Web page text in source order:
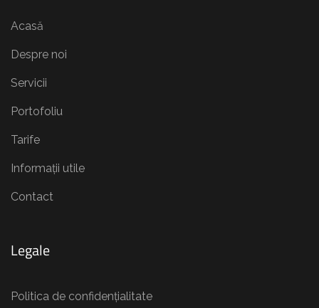
Acasă
Despre noi
Servicii
Portofoliu
Tarife
Informații utile
Contact
Legale
Politica de confidențialitate